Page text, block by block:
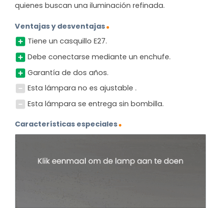
quienes buscan una iluminación refinada.
Ventajas y desventajas
Tiene un casquillo E27.
Debe conectarse mediante un enchufe.
Garantía de dos años.
Esta lámpara no es ajustable .
Esta lámpara se entrega sin bombilla.
Características especiales